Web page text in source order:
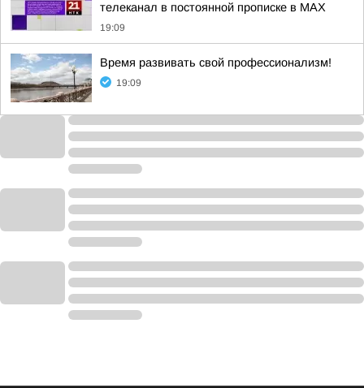
телеканал в постоянной прописке в МАХ
19:09
Время развивать свой профессионализм!
19:09